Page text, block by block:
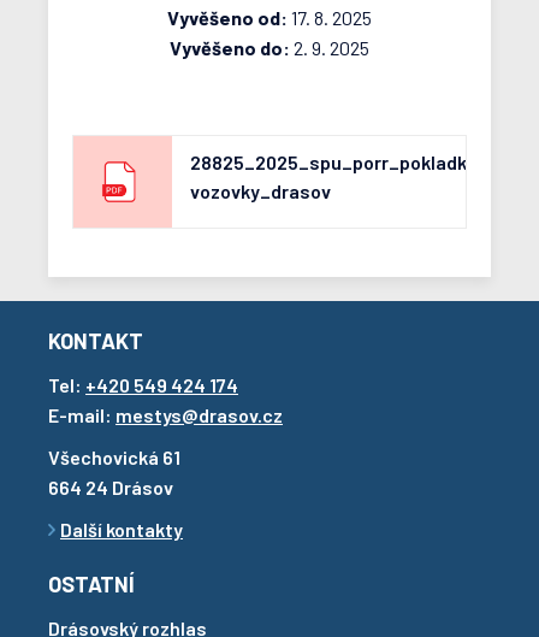
Vyvěšeno od: 17. 8. 2025
Vyvěšeno do: 2. 9. 2025
28825_2025_spu_porr_pokladka
vozovky_drasov
KONTAKT
Tel: +420 549 424 174
E-mail: mestys@drasov.cz
Všechovická 61
664 24 Drásov
Další kontakty
OSTATNÍ
Drásovský rozhlas